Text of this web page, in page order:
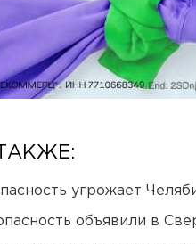
угрожает
объявили в